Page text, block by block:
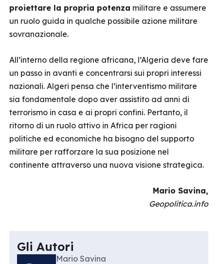
proiettare la propria potenza militare e assumere
un ruolo guida in qualche possibile azione militare
sovranazionale.
All’interno della regione africana, l’Algeria deve fare
un passo in avanti e concentrarsi sui propri interessi
nazionali. Algeri pensa che l’interventismo militare
sia fondamentale dopo aver assistito ad anni di
terrorismo in casa e ai propri confini. Pertanto, il
ritorno di un ruolo attivo in Africa per ragioni
politiche ed economiche ha bisogno del supporto
militare per rafforzare la sua posizione nel
continente attraverso una nuova visione strategica.
Mario Savina,
Geopolitica.info
Gli Autori
Mario Savina